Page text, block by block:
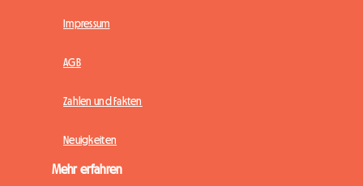
Impressum
AGB
Zahlen und Fakten
Neuigkeiten
Mehr erfahren